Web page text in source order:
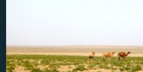
ELIFBE
УКРАИНСКАЯ ПРОБЛЕМА КРЫМА